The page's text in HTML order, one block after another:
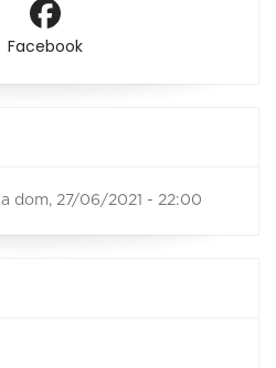
Facebook
a dom, 27/06/2021 - 22:00